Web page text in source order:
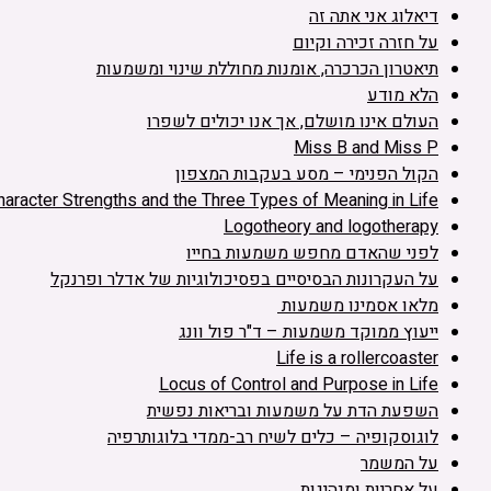
דיאלוג אני אתה זה
על חזרה זכירה וקיום
תיאטרון הכרכרה, אומנות מחוללת שינוי ומשמעות
הלא מודע
העולם אינו מושלם, אך אנו יכולים לשפרו
Miss B and Miss P
הקול הפנימי – מסע בעקבות המצפון
Strengths and the Three Types of Meaning in Life
Logotheory and logotherapy
לפני שהאדם מחפש משמעות בחייו
על העקרונות הבסיסיים בפסיכולוגיות של אדלר ופרנקל
מלאו אסמינו משמעות
ייעוץ ממוקד משמעות – ד"ר פול וונג
Life is a rollercoaster
Locus of Control and Purpose in Life
השפעת הדת על משמעות ובריאות נפשית
לוגוסקופיה – כלים לשיח רב-ממדי בלוגותרפיה
על המשמר